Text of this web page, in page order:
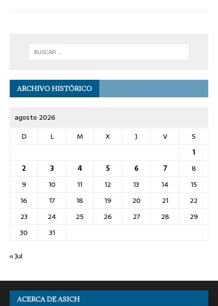
ARCHIVO HISTÓRICO
agosto 2026
D
L M X J V
S
1
2
3 4 5 6 7
8
9
10 11 12 13 14
15
16
17 18 19 20 21
22
23
24 25 26 27 28
29
30
31
« Jul
ACERCA DE ASICH